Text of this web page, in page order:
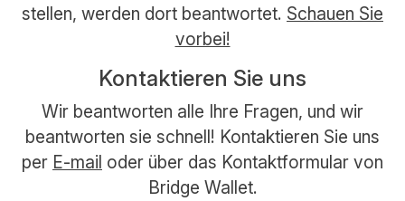
stellen, werden dort beantwortet. Schauen Sie
vorbei!
Kontaktieren Sie uns
Wir beantworten alle Ihre Fragen, und wir
beantworten sie schnell! Kontaktieren Sie uns
per E-mail oder über das Kontaktformular von
Bridge Wallet.